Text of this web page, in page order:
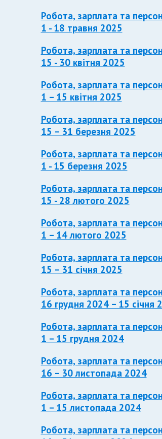
Робота, зарплата та
1 - 18 травня 2025
Робота, зарплата та
15 - 30 квітня 2025
Робота, зарплата та
1 – 15 квітня 2025
Робота, зарплата та
15 – 31 березня 2025
Робота, зарплата та
1 - 15 березня 2025
Робота, зарплата та
15 - 28 лютого 2025
Робота, зарплата та
1 – 14 лютого 2025
Робота, зарплата та
15 – 31 січня 2025
Робота, зарплата та
16 грудня 2024 – 15 січня
Робота, зарплата та
1 – 15 грудня 2024
Робота, зарплата та
16 – 30 листопада 2024
Робота, зарплата та
1 – 15 листопада 2024
Робота, зарплата та